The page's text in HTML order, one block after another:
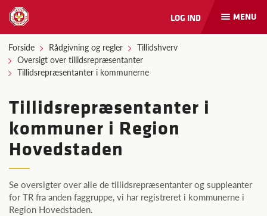
Åbn
og
MENU
LOG IND
Forside Rådgivning og regler
Tillidshverv
Oversigt over tillidsrepræsentanter
Tillidsrepræsentanter i kommunerne
Tillidsrepræsentanter i
kommuner i Region
Hovedstaden
Se oversigter over alle de tillidsrepræsentanter og suppleanter
for TR fra anden faggruppe, vi har registreret i kommunerne i
Region Hovedstaden.